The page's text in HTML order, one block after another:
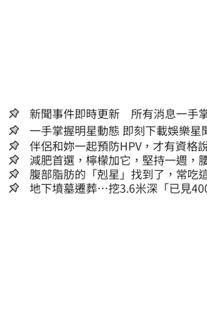
新聞事件即時更新 所有消息一手
一手掌握明星動態 即刻下載娛
伴侶和妳一起預防HPV，才有資格
減肥首選，檸檬加它，堅持一週，
人生
腹部脂肪的「剋星」找到了，常吃
囊，瘦出小蠻腰
地下墳墓遷葬…挖3.6米深「已見